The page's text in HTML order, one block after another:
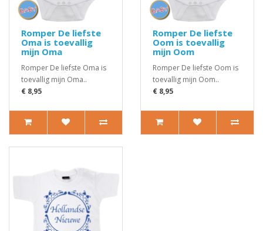
Romper De liefste
Oma is toevallig
mijn Oma
Romper De liefste Oma is
toevallig mijn Oma..
€ 8,95
Romper De liefste
Oom is toevallig
mijn Oom
Romper De liefste Oom is
toevallig mijn Oom..
€ 8,95